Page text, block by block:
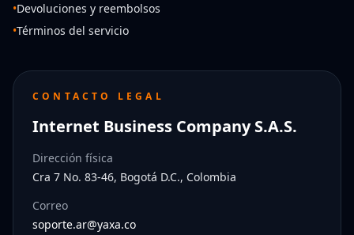
•Devoluciones y reembolsos
•Términos del servicio
CONTACTO LEGAL
Internet Business Company S.A.S.
Dirección física
Cra 7 No. 83-46, Bogotá D.C., Colombia
Correo
soporte.ar@yaxa.co